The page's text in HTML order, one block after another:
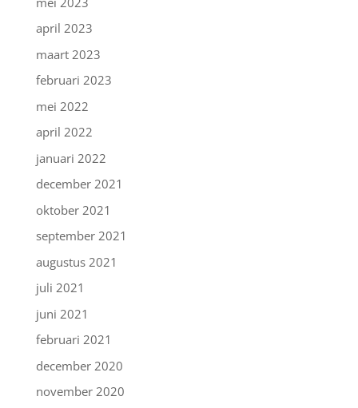
april 2023
maart 2023
februari 2023
mei 2022
april 2022
januari 2022
december 2021
oktober 2021
september 2021
augustus 2021
juli 2021
juni 2021
februari 2021
december 2020
november 2020